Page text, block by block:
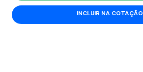
INCLUIR NA COTAÇÃO